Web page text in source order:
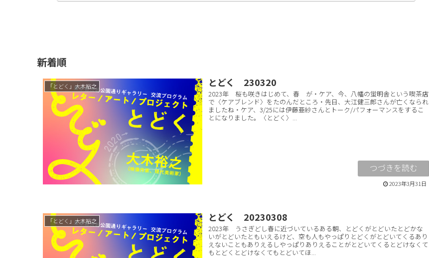
新着順
「とどく」大木裕之 とどく 230320
2023年 桜も咲きはじめて、春 が・ケア、今、八幡の蛍明舎という喫茶店
で〈ケアブレンド〉をたのんだところ・先日、大江健三郎さんが亡くなられ
ましたね・ケア、3/25には伊藤亜紗さんとトーク/パフォーマンスをするこ
とになりました。〈とどく〉...
2023年3月31日
「とどく」大木裕之 とどく 20230308
2023年 うさぎどし春に近づいているある朝、とどくがとどいたとどかな
いがとどいたともいえるけど、空も人もやっぱりとどくがとどいてくるあり
えないこともありえるしやっぱりありえることがとどいてくるとどけなくて
もとどくとどけなくてもとどいてほ...